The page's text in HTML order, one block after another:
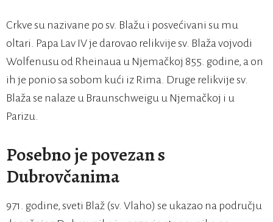
Crkve su nazivane po sv. Blažu i posvećivani su mu
oltari. Papa Lav IV je darovao relikvije sv. Blaža vojvodi
Wolfenusu od Rheinaua u Njemačkoj 855. godine, a on
ih je ponio sa sobom kući iz Rima. Druge relikvije sv.
Blaža se nalaze u Braunschweigu u Njemačkoj i u
Parizu.
Posebno je povezan s
Dubrovčanima
971. godine, sveti Blaž (sv. Vlaho) se ukazao na području